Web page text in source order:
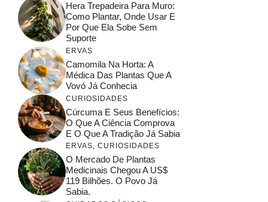
Hera Trepadeira Para Muro:
Como Plantar, Onde Usar E
Por Que Ela Sobe Sem
Suporte
ERVAS
Camomila Na Horta: A
Médica Das Plantas Que A
Vovó Já Conhecia
CURIOSIDADES
Cúrcuma E Seus Benefícios:
O Que A Ciência Comprova
E O Que A Tradição Já Sabia
ERVAS, CURIOSIDADES
O Mercado De Plantas
Medicinais Chegou A US$
119 Bilhões. O Povo Já
Sabia.